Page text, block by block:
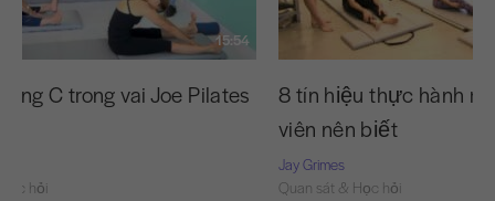
15:54
C trong vai Joe Pilates
hỏi
8 tín hiệu thực hành
viên nên biết
Jay Grimes
Quan sát & Học hỏi